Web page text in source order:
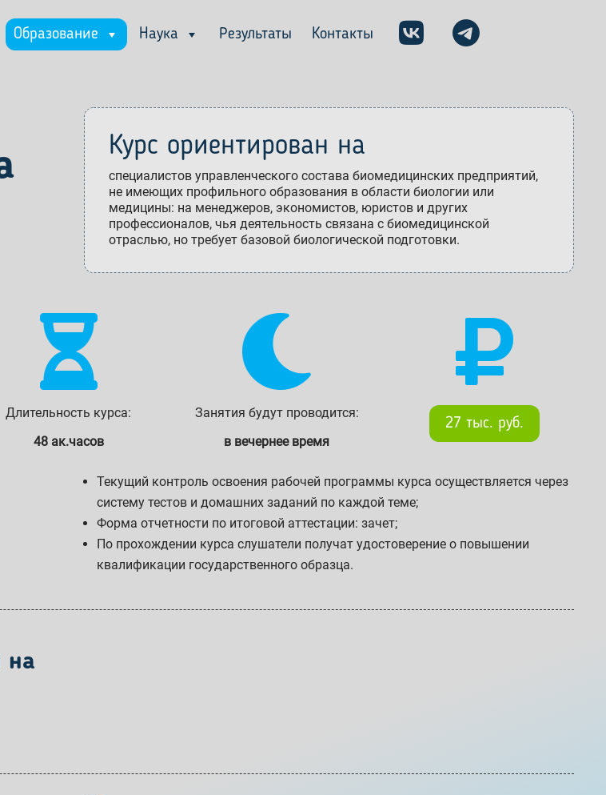
Образование Наука Результаты Контакты
Курс ориентирован на
специалистов управленческого состава биомедицинских предприятий,
не имеющих профильного образования в области биологии или
медицины: на менеджеров, экономистов, юристов и других
профессионалов, чья деятельность связана с биомедицинской
отраслью, но требует базовой биологической подготовки.

Длительность курса:
48 ак.часов

Занятия будут проводится:
в вечернее время

27 тыс. руб.
Текущий контроль освоения рабочей программы курса осуществляется через
систему тестов и домашних заданий по каждой теме;
Форма отчетности по итоговой аттестации: зачет;
По прохождении курса слушатели получат удостоверение о повышении
квалификации государственного образца.
на